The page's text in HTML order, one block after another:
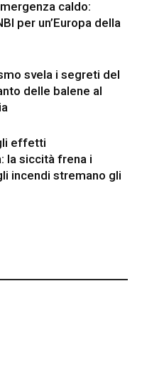
caldo:
per un’Europa della
svela i segreti del
delle balene al
effetti
la siccità frena i
incendi stremano gli